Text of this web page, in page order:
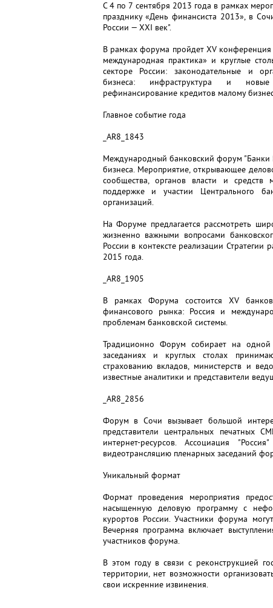
С 4 по 7 сентября 2013 года в рамках
празднику «День финансиста 2013», в
России — XXI век".
В рамках форума пройдет ХV
международная практика» и круглые
секторе России: законодательные и
бизнеса: инфраструктура и новые
рефинансирование кредитов малому
Главное событие года
_AR8_1843
Международный банковский форум "Банки
бизнеса. Мероприятие, открывающее
сообщества, органов власти и
поддержке и участии Центрального
организаций.
На Форуме предлагается рассмотреть
жизненно важными вопросами
России в контексте реализации Стратегии
2015 года.
_AR8_1905
В рамках Форума состоится XV
финансового рынка: Россия и
проблемам банковской системы.
Традиционно Форум собирает на
заседаниях и круглых столах
страхованию вкладов, министерств и
известные аналитики и представители
_AR8_2856
Форум в Сочи вызывает большой
представители центральных печатных
интернет-ресурсов. Ассоциация
видеотрансляцию пленарных заседаний
Уникальный формат
Формат проведения мероприятия
насыщенную деловую программу с
курортов России. Участники форума
Вечерняя программа включает
участников форума.
В этом году в связи с реконструкцией
территории, нет возможности
свои искренние извинения.